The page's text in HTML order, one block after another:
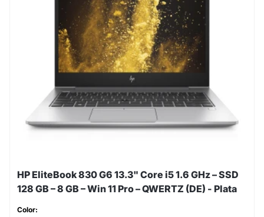
HP EliteBook 830 G6 13.3" Core i5 1.6 GHz – SSD
128 GB – 8 GB – Win 11 Pro – QWERTZ (DE) - Plata
Color: